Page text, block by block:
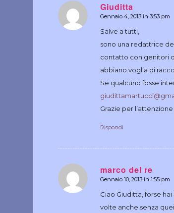
Giuditta
dice:
Gennaio 4, 2013 in 3:53 pm
Salve a tutti,
sono una redattrice
contatto con genitori
abbiano voglia di
Se qualcuno fosse
Grazie per l’attenzione
Rispondi
marco del re
dice:
Gennaio 10, 2013 in 1:55 pm
Ciao Giuditta, forse
volte anche senza